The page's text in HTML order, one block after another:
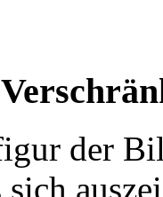
der
sich